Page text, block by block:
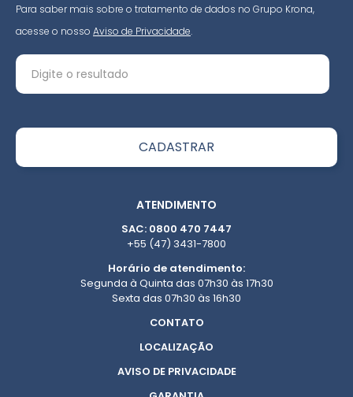
Para saber mais sobre o tratamento de dados no Grupo Krona,
acesse o nosso Aviso de Privacidade.
ATENDIMENTO
SAC: 0800 470 7447
+55 (47) 3431-7800
Horário de atendimento:
Segunda à Quinta das 07h30 às 17h30
Sexta das 07h30 às 16h30
CONTATO
LOCALIZAÇÃO
AVISO DE PRIVACIDADE